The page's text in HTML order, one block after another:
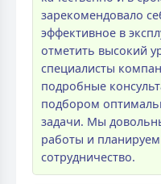
зарекомендовало
эффективное в
отметить высокий
специалисты
подробные
подбором
задачи. Мы
работы и
сотрудничество.